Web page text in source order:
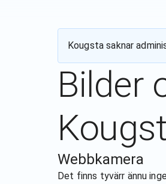
Kougsta saknar
Bilder
Webbkamera
Det finns tyvärr ännu